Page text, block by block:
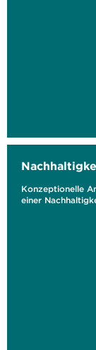
Konzeptionelle
einer